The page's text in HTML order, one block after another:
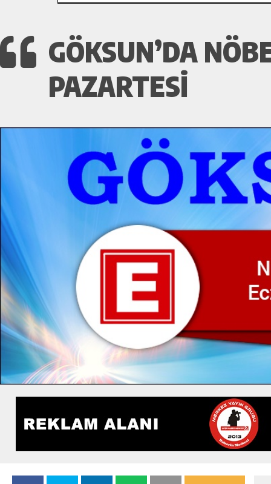
GÖKSUN’DA
PAZARTESI